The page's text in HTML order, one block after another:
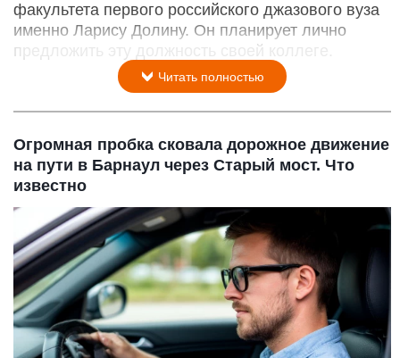
факультета первого российского джазового вуза
именно Ларису Долину. Он планирует лично
предложить эту должность своей коллеге.
Читать полностью
Огромная пробка сковала дорожное движение
на пути в Барнаул через Старый мост. Что
известно